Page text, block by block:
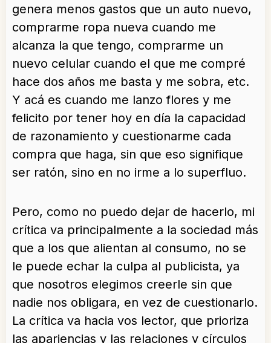
genera menos gastos que un auto nuevo,
comprarme ropa nueva cuando me
alcanza la que tengo, comprarme un
nuevo celular cuando el que me compré
hace dos años me basta y me sobra, etc.
Y acá es cuando me lanzo flores y me
felicito por tener hoy en día la capacidad
de razonamiento y cuestionarme cada
compra que haga, sin que eso signifique
ser ratón, sino en no irme a lo superfluo.
Pero, como no puedo dejar de hacerlo, mi
crítica va principalmente a la sociedad más
que a los que alientan al consumo, no se
le puede echar la culpa al publicista, ya
que nosotros elegimos creerle sin que
nadie nos obligara, en vez de cuestionarlo.
La crítica va hacia vos lector, que prioriza
las apariencias y las relaciones y círculos